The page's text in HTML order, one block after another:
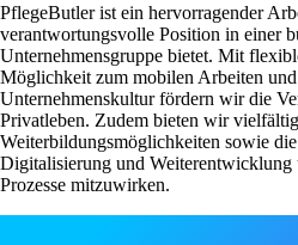
PflegeButler ist ein hervorragender
verantwortungsvolle Position in einer
Unternehmensgruppe bietet. Mit
Möglichkeit zum mobilen Arbeiten und
Unternehmenskultur fördern wir die
Privatleben. Zudem bieten wir
Weiterbildungsmöglichkeiten sowie
Digitalisierung und
Prozesse mitzuwirken.